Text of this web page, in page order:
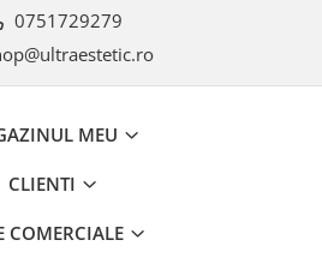
0751729279
MEU
CLIENTI
COMERCIALE